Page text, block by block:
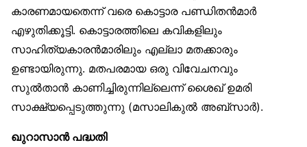
കാരണമായതെന്ന് വരെ കൊട്ടാര പണ്ഡിതന്‍മാര്‍
എഴുതിക്കൂട്ടി. കൊട്ടാരത്തിലെ കവികളിലും
സാഹിത്യകാരന്‍മാരിലും എല്ലാ മതക്കാരും
ഉണ്ടായിരുന്നു. മതപരമായ ഒരു വിവേചനവും
സുല്‍താന്‍ കാണിച്ചിരുന്നില്ലെന്ന് ശൈഖ് ഉമരി
സാക്ഷ്യപ്പെടുത്തുന്നു (മസാലികുല്‍ അബ്‌സാര്‍).
ഖുറാസാന്‍ പദ്ധതി